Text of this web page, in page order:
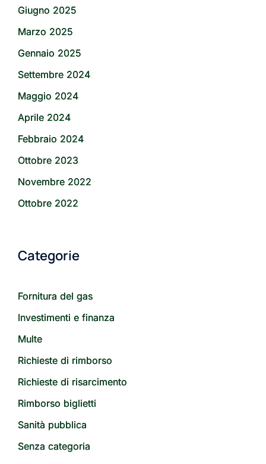
Giugno 2025
Marzo 2025
Gennaio 2025
Settembre 2024
Maggio 2024
Aprile 2024
Febbraio 2024
Ottobre 2023
Novembre 2022
Ottobre 2022
Categorie
Fornitura del gas
Investimenti e finanza
Multe
Richieste di rimborso
Richieste di risarcimento
Rimborso biglietti
Sanità pubblica
Senza categoria